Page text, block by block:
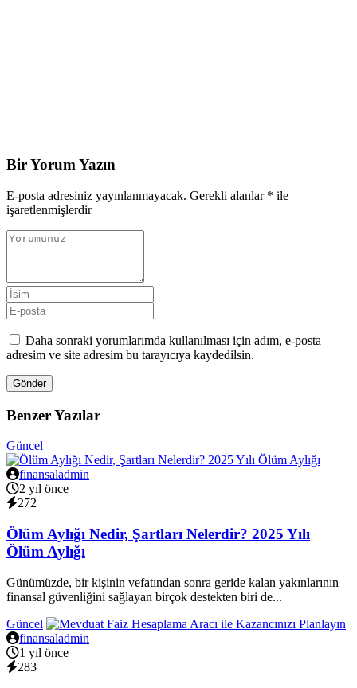
Bir Yorum Yazın
E-posta adresiniz yayınlanmayacak. Gerekli alanlar * ile
işaretlenmişlerdir
Daha sonraki yorumlarımda kullanılması için adım, e-posta
adresim ve site adresim bu tarayıcıya kaydedilsin.
Gönder
Benzer Yazılar
Güncel
finansaladmin
2 yıl önce
272
Ölüm Aylığı Nedir, Şartları Nelerdir? 2025 Yılı
Ölüm Aylığı
Günümüzde, bir kişinin vefatından sonra geride kalan yakınlarının
finansal güvenliğini sağlayan birçok destekten biri de...
Güncel
finansaladmin
1 yıl önce
283